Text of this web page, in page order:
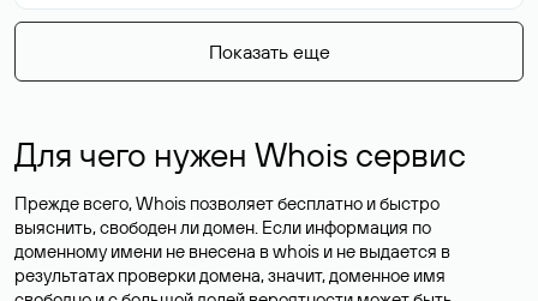
Показать еще
Для чего нужен Whois сервис
Прежде всего, Whois позволяет бесплатно и быстро
выяснить, свободен ли домен. Если информация по
доменному имени не внесена в whois и не выдается в
результатах проверки домена, значит, доменное имя